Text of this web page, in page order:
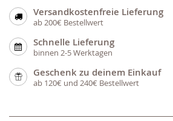
Versandkostenfreie Lieferung
ab 200€ Bestellwert
Schnelle Lieferung
binnen 2-5 Werktagen
Geschenk zu deinem Einkauf
ab 120€ und 240€ Bestellwert